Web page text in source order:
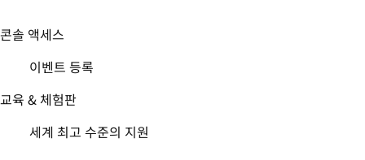
콘솔 액세스
이벤트 등록
교육 & 체험판
세계 최고 수준의 지원